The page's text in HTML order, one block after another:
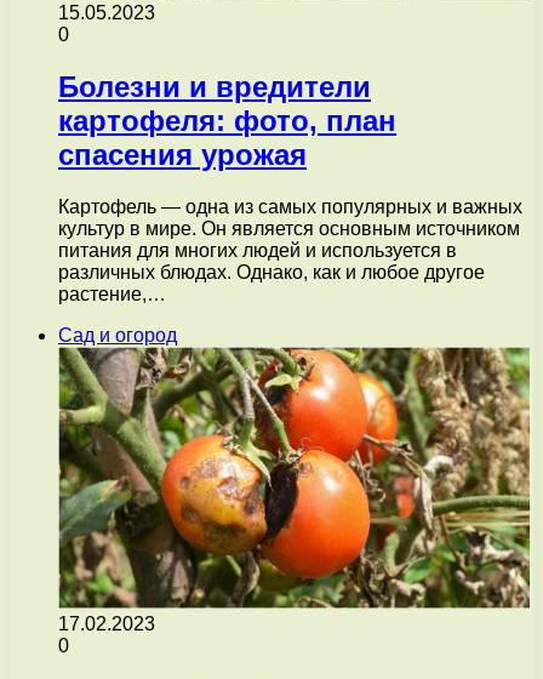
15.05.2023
0
Болезни и вредители
картофеля: фото, план
спасения урожая
Картофель — одна из самых популярных и важных
культур в мире. Он является основным источником
питания для многих людей и используется в
различных блюдах. Однако, как и любое другое
растение,…
Сад и огород
17.02.2023
0